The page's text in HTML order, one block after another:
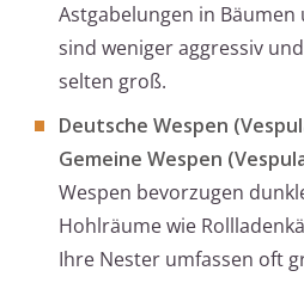
Astgabelungen in Bäumen
sind weniger aggressiv
selten groß.
Deutsche Wespen
Gemeine Wespen
Wespen bevorzugen
Hohlräume wie
Ihre Nester umfassen oft